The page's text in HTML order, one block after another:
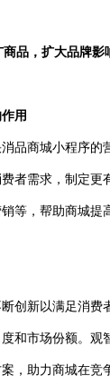
品，扩大品牌影
用
品商城小程序
者需求，制定
等，帮助商城提
创新以满足消
和市场份额。
，助力商城在竞